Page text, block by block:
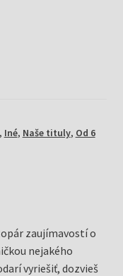
Iné, Naše tituly, Od 6
zaujímavostí o
nejakého
vyriešiť, dozvieš